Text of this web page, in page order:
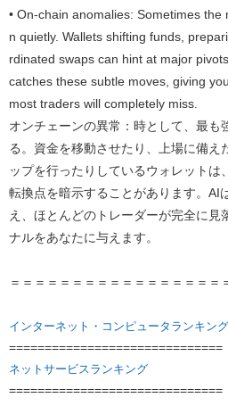
• On-chain anomalies: Sometimes
n quietly. Wallets shifting funds,
rdinated swaps can hint at major
catches these subtle moves, giving
most traders will completely miss.
オンチェーンの異常：時として、最も
る。資金を移動させたり、上場に備え
ップを行ったりしているウォレットは
転換点を暗示することがあります。AI
え、ほとんどのトレーダーが完全に見
ナルをあなたに与えます。
＝＝＝＝＝＝＝＝＝＝＝＝＝＝＝＝＝
インターネット・コンピュータランキング
==============================
ネットサービスランキング
==============================